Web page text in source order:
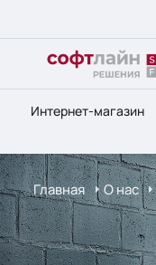
Интернет-магазин
Главная О нас